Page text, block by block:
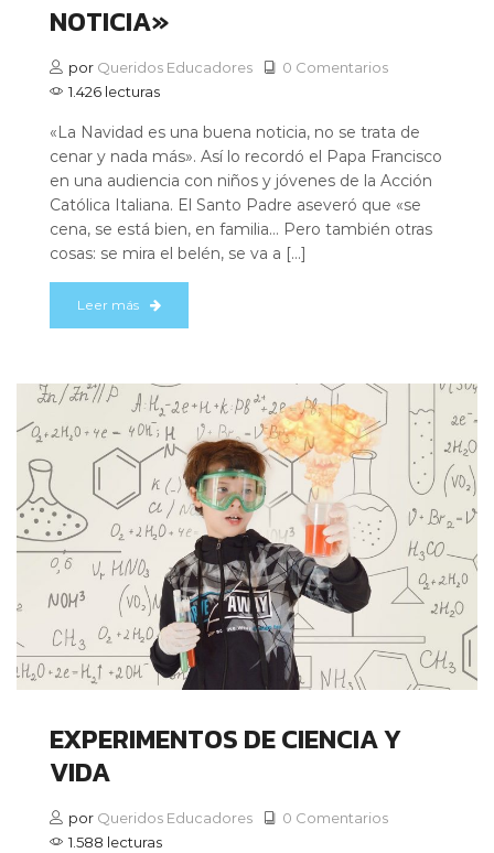
NOTICIA»
por Queridos Educadores
0 Comentarios
1.426 lecturas
«La Navidad es una buena noticia, no se trata de
cenar y nada más». Así lo recordó el Papa Francisco
en una audiencia con niños y jóvenes de la Acción
Católica Italiana. El Santo Padre aseveró que «se
cena, se está bien, en familia… Pero también otras
cosas: se mira el belén, se va a […]
Leer más
EXPERIMENTOS DE CIENCIA Y
VIDA
por Queridos Educadores
0 Comentarios
1.588 lecturas